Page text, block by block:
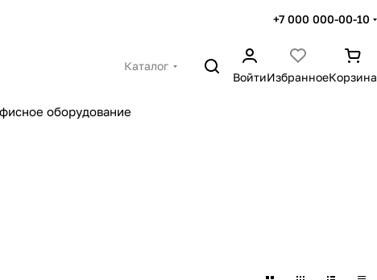
+7 000 000-00-10
Каталог
ВойтиИзбранноеКорзина
оборудование